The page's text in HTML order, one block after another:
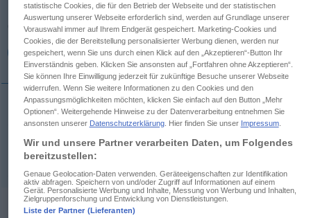
Übersicht aller Übersetzungen
(Für mehr Details die Übersetzung anklicken/antippen)
Schwanz, männliches Glied
Schwanzder Tiere cauda
männlichesGlied
Flexion "cauda"
statistische Cookies, die für den Betrieb der Webseite und der statistischen
Auswertung unserer Webseite erforderlich sind, werden auf Grundlage unserer
Vorauswahl immer auf Ihrem Endgerät gespeichert. Marketing-Cookies und
Cookies, die der Bereitstellung personalisierter Werbung dienen, werden nur
gespeichert, wenn Sie uns durch einen Klick auf den „Akzeptieren“-Button Ihr
Einverständnis geben. Klicken Sie ansonsten auf „Fortfahren ohne Akzeptieren“.
Sie können Ihre Einwilligung jederzeit für zukünftige Besuche unserer Webseite
widerrufen. Wenn Sie weitere Informationen zu den Cookies und den
Anpassungsmöglichkeiten möchten, klicken Sie einfach auf den Button „Mehr
Optionen“. Weitergehende Hinweise zu der Datenverarbeitung entnehmen Sie
ansonsten unserer Datenschutzerklärung. Hier finden Sie unser Impressum.
Wir und unsere Partner verarbeiten Daten, um Folgendes
bereitzustellen:
Genaue Geolocation-Daten verwenden. Geräteeigenschaften zur Identifikation
aktiv abfragen. Speichern von und/oder Zugriff auf Informationen auf einem
Gerät. Personalisierte Werbung und Inhalte, Messung von Werbung und Inhalten,
Zielgruppenforschung und Entwicklung von Dienstleistungen.
Liste der Partner (Lieferanten)